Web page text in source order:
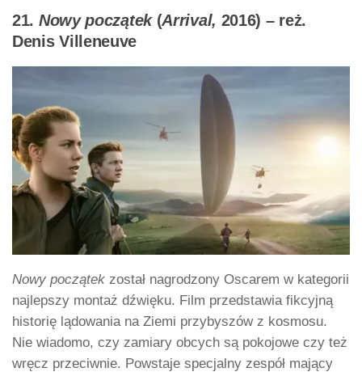
21. Nowy początek(Arrival, 2016) – reż.
Denis Villeneuve
Nowy początek został nagrodzony Oscarem w kategorii
najlepszy montaż dźwięku. Film przedstawia fikcyjną
historię lądowania na Ziemi przybyszów z kosmosu.
Nie wiadomo, czy zamiary obcych są pokojowe czy też
wręcz przeciwnie. Powstaje specjalny zespół mający